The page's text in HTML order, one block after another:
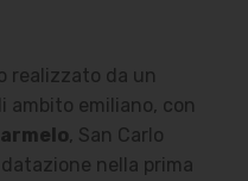
realizzato da un
ambito emiliano, con
, San Carlo
nella prima